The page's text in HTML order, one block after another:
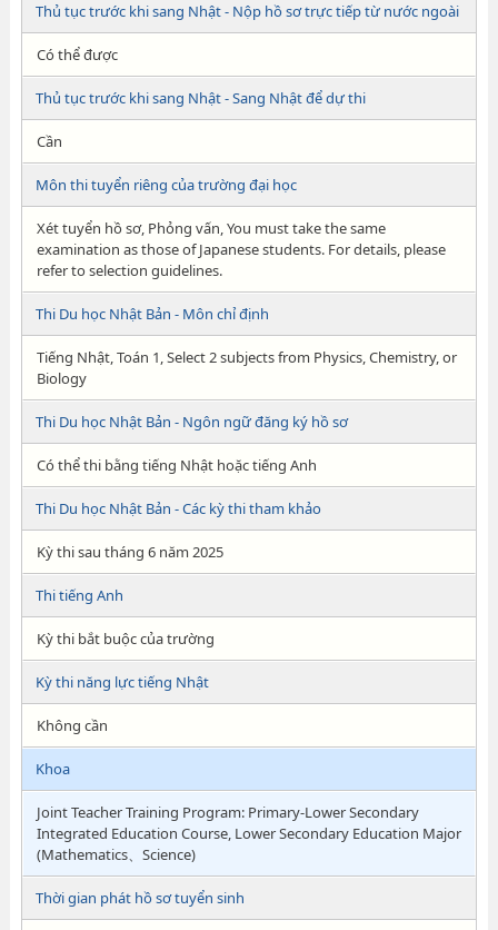
Thủ tục trước khi sang Nhật - Nộp hồ sơ trực tiếp từ nước ngoài
Có thể được
Thủ tục trước khi sang Nhật - Sang Nhật để dự thi
Cần
Môn thi tuyển riêng của trường đại học
Xét tuyển hồ sơ, Phỏng vấn, You must take the same
examination as those of Japanese students. For details, please
refer to selection guidelines.
Thi Du học Nhật Bản - Môn chỉ định
Tiếng Nhật, Toán 1, Select 2 subjects from Physics, Chemistry, or
Biology
Thi Du học Nhật Bản - Ngôn ngữ đăng ký hồ sơ
Có thể thi bằng tiếng Nhật hoặc tiếng Anh
Thi Du học Nhật Bản - Các kỳ thi tham khảo
Kỳ thi sau tháng 6 năm 2025
Thi tiếng Anh
Kỳ thi bắt buộc của trường
Kỳ thi năng lực tiếng Nhật
Không cần
Khoa
Joint Teacher Training Program: Primary-Lower Secondary
Integrated Education Course, Lower Secondary Education Major
(Mathematics、Science)
Thời gian phát hồ sơ tuyển sinh